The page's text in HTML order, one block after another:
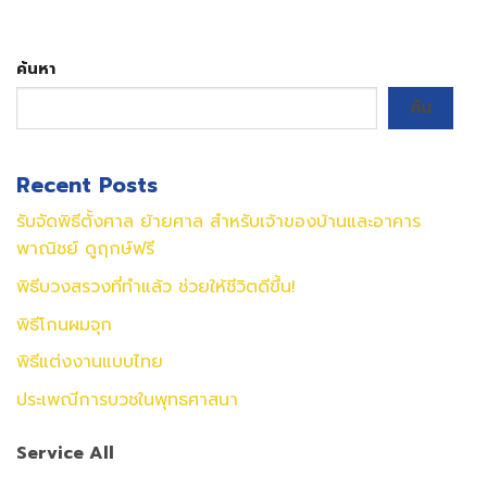
ค้นหา
ค้น
Recent Posts
รับจัดพิธีตั้งศาล ย้ายศาล สำหรับเจ้าของบ้านและอาคาร
พาณิชย์ ดูฤกษ์ฟรี
พิธีบวงสรวงที่ทำแล้ว ช่วยให้ชีวิตดีขึ้น!
พิธีโกนผมจุก
พิธีแต่งงานแบบไทย
ประเพณีการบวชในพุทธศาสนา
Service All